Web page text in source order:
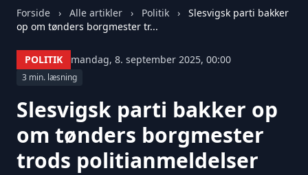
Forside › Alle artikler › Politik ›
Slesvigsk parti bakker
op om tønders borgmester tr...
POLITIK mandag, 8. september 2025, 00:00
3 min. læsning
Slesvigsk parti bakker op
om tønders borgmester
trods politianmeldelser